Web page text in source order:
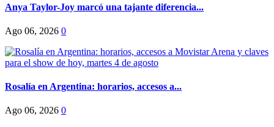
Anya Taylor-Joy marcó una tajante diferencia...
Ago 06, 2026 0
Rosalía en Argentina: horarios, accesos a...
Ago 06, 2026 0